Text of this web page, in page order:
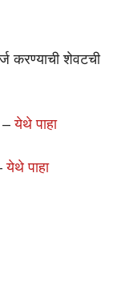
शेवटची
–येथे पाहा
येथे पाहा